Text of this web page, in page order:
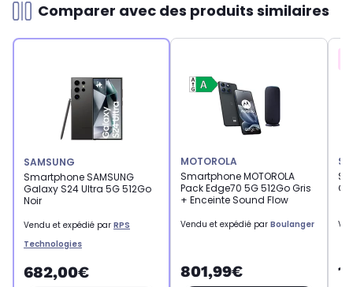
Comparer avec des produits similaires
SAMSUNG
Smartphone SAMSUNG
Galaxy S24 Ultra 5G 512Go
Noir
Vendu et expédié par RPS
Technologies
682,00€
MOTOROLA
Smartphone MOTOROLA
Pack Edge70 5G 512Go Gris
+ Enceinte Sound Flow
Vendu et expédié par Boulanger
801,99€